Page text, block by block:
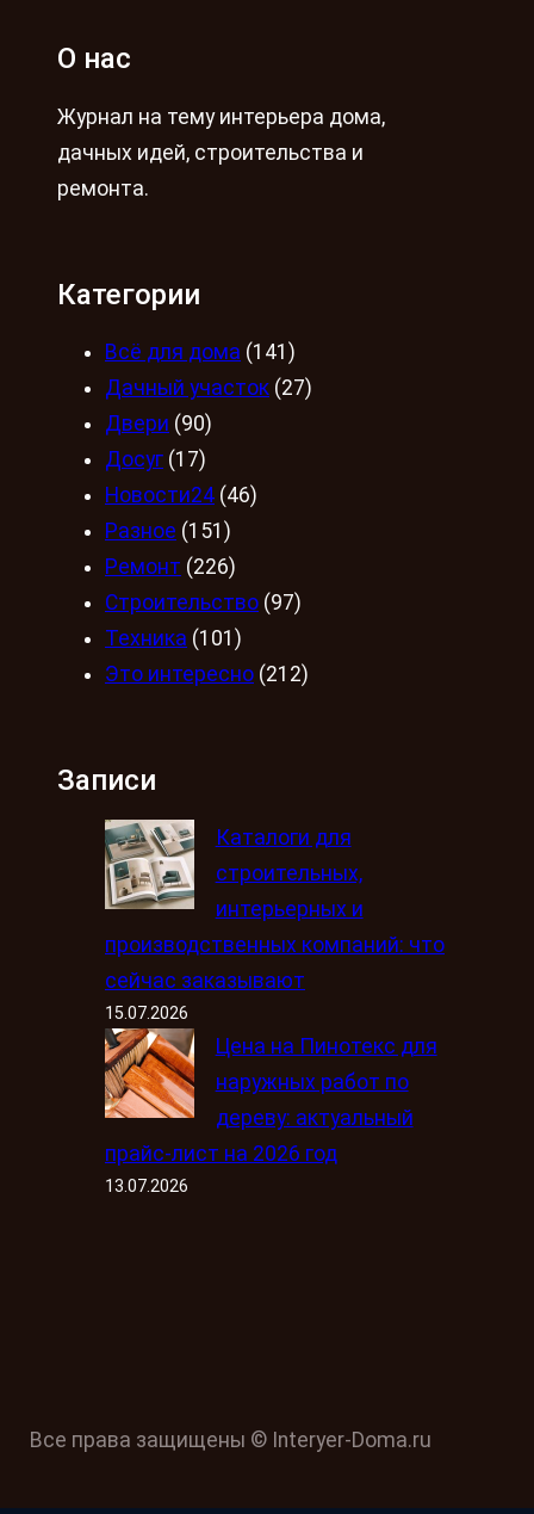
О нас
Журнал на тему интерьера дома,
дачных идей, строительства и
ремонта.
Категории
Всё для дома (141)
Дачный участок (27)
Двери (90)
Досуг (17)
Новости24 (46)
Разное (151)
Ремонт (226)
Строительство (97)
Техника (101)
Это интересно (212)
Записи
Каталоги для
строительных,
интерьерных и
производственных компаний: что
сейчас заказывают
15.07.2026
Цена на Пинотекс для
наружных работ по
дереву: актуальный
прайс-лист на 2026 год
13.07.2026
Все права защищены © Interyer-Doma.ru